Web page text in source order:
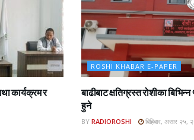
कार्यक्रम र
ROSHI KHABAR E-PAPER
बाढीबाट क्षतिग्रस्त रोशीका
हुने
BY RADIOROSHI बिहिबार, असार २५,